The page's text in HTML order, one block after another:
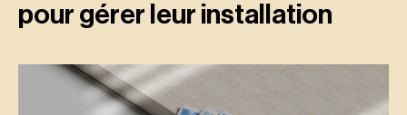
pour gérer leur installation